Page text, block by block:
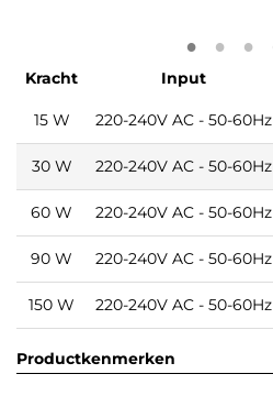
Kracht Input
15 W 220-240V AC - 50-60Hz
30 W 220-240V AC - 50-60Hz
60 W 220-240V AC - 50-60Hz
90 W 220-240V AC - 50-60Hz
150 W 220-240V AC - 50-60Hz
Productkenmerken